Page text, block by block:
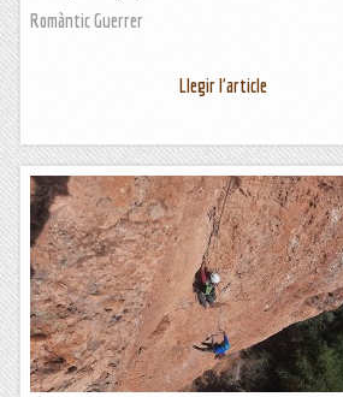
Romàntic Guerrer
Llegir l'article